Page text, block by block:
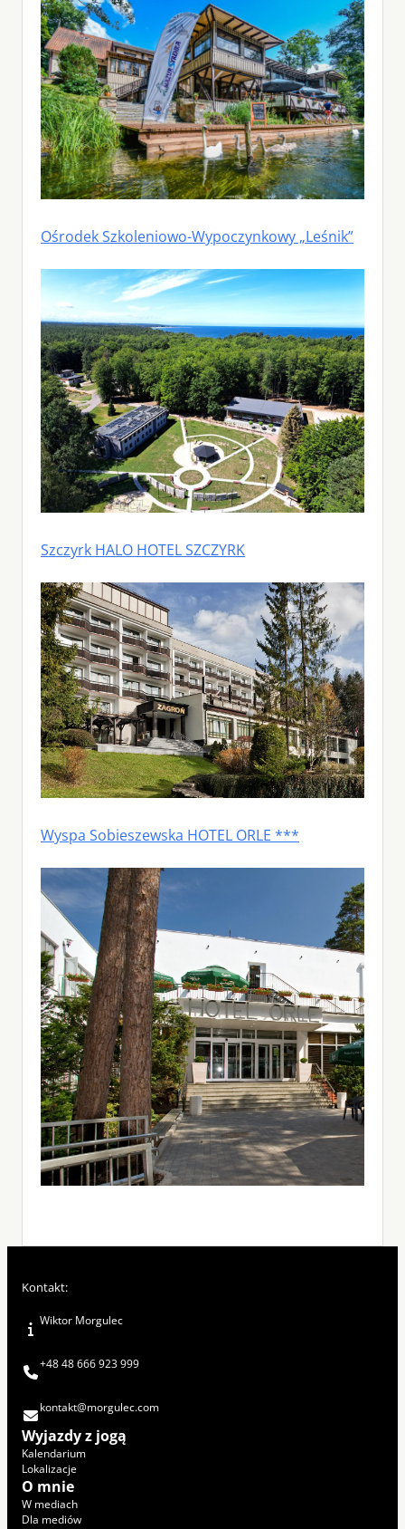
Ośrodek Szkoleniowo-Wypoczynkowy „Leśnik”
Szczyrk HALO HOTEL SZCZYRK
Wyspa Sobieszewska HOTEL ORLE ***
Kontakt:
Wiktor Morgulec
+48 48 666 923 999
kontakt@morgulec.com
Wyjazdy z jogą
Kalendarium
Lokalizacje
O mnie
W mediach
Dla mediów